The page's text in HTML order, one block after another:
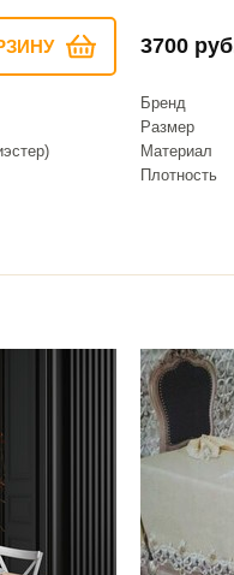
3700
Бренд
Размер
Материал
Плотность